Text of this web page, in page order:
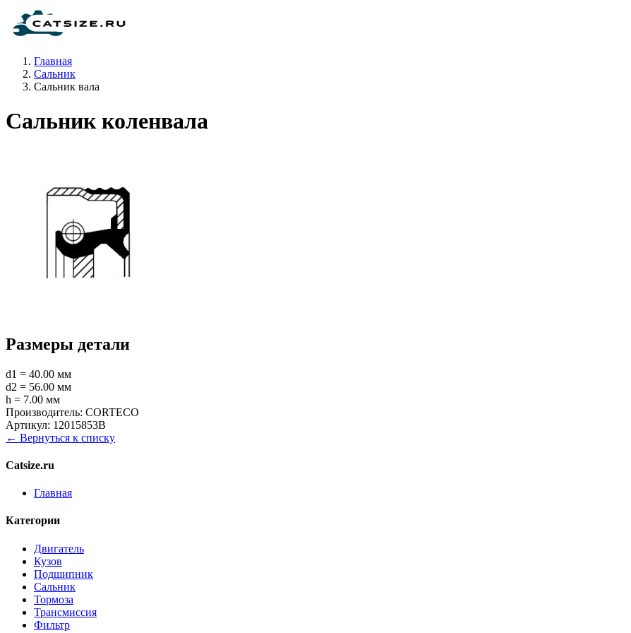
Главная
Сальник
Сальник вала
Сальник коленвала
Размеры детали
d1 = 40.00 мм
d2 = 56.00 мм
h = 7.00 мм
Производитель: CORTECO
Артикул: 12015853B
← Вернуться к списку
Catsize.ru
Главная
Категории
Двигатель
Кузов
Подшипник
Сальник
Тормоза
Трансмиссия
Фильтр